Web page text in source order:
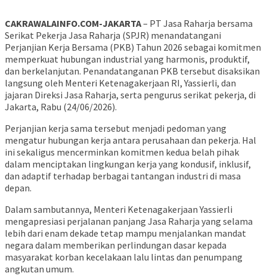
CAKRAWALAINFO.COM-JAKARTA– PT Jasa Raharja bersama
Serikat Pekerja Jasa Raharja (SPJR) menandatangani
Perjanjian Kerja Bersama (PKB) Tahun 2026 sebagai komitmen
memperkuat hubungan industrial yang harmonis, produktif,
dan berkelanjutan. Penandatanganan PKB tersebut disaksikan
langsung oleh Menteri Ketenagakerjaan RI, Yassierli, dan
jajaran Direksi Jasa Raharja, serta pengurus serikat pekerja, di
Jakarta, Rabu (24/06/2026).
Perjanjian kerja sama tersebut menjadi pedoman yang
mengatur hubungan kerja antara perusahaan dan pekerja. Hal
ini sekaligus mencerminkan komitmen kedua belah pihak
dalam menciptakan lingkungan kerja yang kondusif, inklusif,
dan adaptif terhadap berbagai tantangan industri di masa
depan.
Dalam sambutannya, Menteri Ketenagakerjaan Yassierli
mengapresiasi perjalanan panjang Jasa Raharja yang selama
lebih dari enam dekade tetap mampu menjalankan mandat
negara dalam memberikan perlindungan dasar kepada
masyarakat korban kecelakaan lalu lintas dan penumpang
angkutan umum.